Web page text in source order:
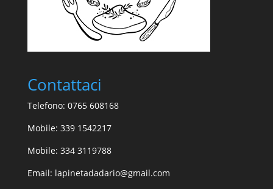
Contattaci
Telefono: 0765 608168
Mobile: 339 1542217
Mobile: 334 3119788
Email: lapinetadadario@gmail.com